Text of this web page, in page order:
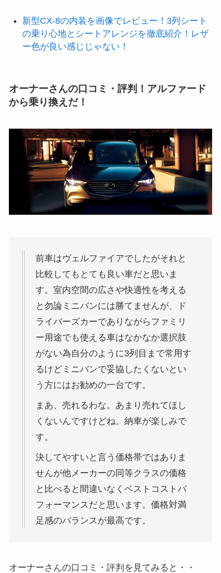
新型CX-8の内装を画像でレビュー！3列シート
の乗り心地とシートアレンジを徹底紹介！レザ
ー色が良い感じじゃない！
オーナーさんの口コミ・評判！アルファード
から乗り換えだ！
前車はヴェルファイアでしたがそれと
比較してもとても良い車だと思いま
す。室内空間の広さや快適性を考える
と勿論ミニバンには勝てませんが、ド
ライバーズカーでありながらファミリ
ー用途でも使える車はなかなか選択肢
がない為自分のように3列目まで常用す
るけどミニバンで妥協したくないとい
う方にはお勧めの一台です。
まあ、売れるわな。あまり売れてほし
くないんですけどね。納車が楽しみで
す。
決してやすいと言う価格帯ではありま
せんが他メーカーの同等クラスの価格
と比べると間違いなくベストコストパ
フォーマンスだと思います。価格対満
足感のバランスが最高です。
オーナーさんの口コミ・評判を見てみると・・